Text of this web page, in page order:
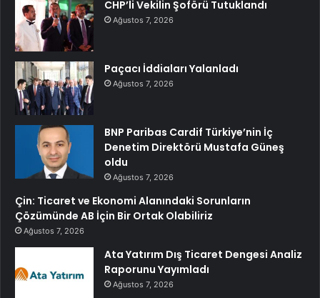
CHP’li Vekilin Şoförü Tutuklandı
Ağustos 7, 2026
Paçacı İddiaları Yalanladı
Ağustos 7, 2026
BNP Paribas Cardif Türkiye’nin İç
Denetim Direktörü Mustafa Güneş
oldu
Ağustos 7, 2026
Çin: Ticaret ve Ekonomi Alanındaki Sorunların
Çözümünde AB İçin Bir Ortak Olabiliriz
Ağustos 7, 2026
Ata Yatırım Dış Ticaret Dengesi Analiz
Raporunu Yayımladı
Ağustos 7, 2026